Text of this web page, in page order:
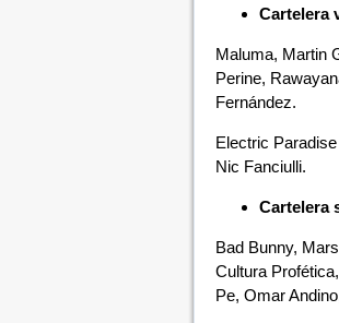
Cartelera
Maluma, Martin
Perine,
Fernández.
Electric
Nic Fanciulli.
Cartelera
Bad Bunny,
Cultura
Pe, Omar